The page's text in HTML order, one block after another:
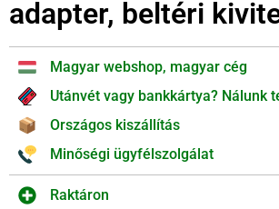
adapter, beltéri
Magyar webshop, magyar cég
Utánvét vagy bankkártya? Nálunk
Országos kiszállítás
Minőségi ügyfélszolgálat
Raktáron